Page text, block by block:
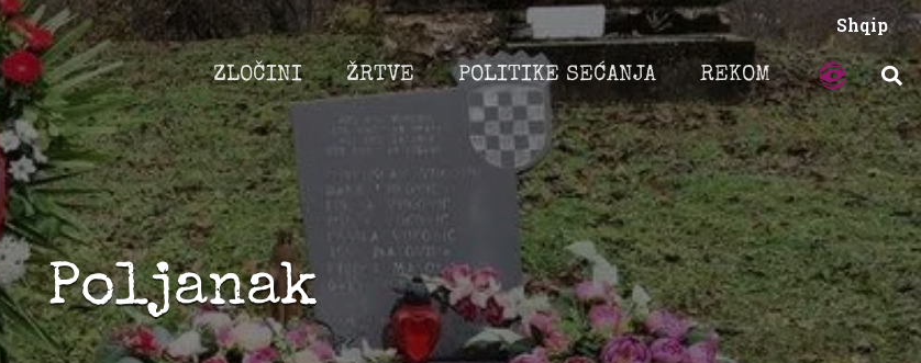
Shqip
ZLOČINI ŽRTVE POLITIKE SEĆANJA REKOM
Poljanak